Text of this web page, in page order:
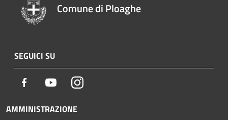
Comune di Ploaghe
SEGUICI SU
Facebook YoutubeInstagram
AMMINISTRAZIONE